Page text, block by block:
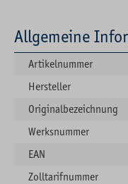
Allgemeine
Artikelnummer
Hersteller
Originalbezeichnung
Werksnummer
EAN
Zolltarifnummer